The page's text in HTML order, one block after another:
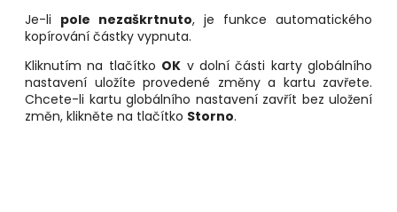
Je-li pole nezaškrtnuto, je funkce automatického
kopírování částky vypnuta.
Kliknutím na tlačítko OK v dolní části karty globálního
nastavení uložíte provedené změny a kartu zavřete.
Chcete-li kartu globálního nastavení zavřít bez uložení
změn, klikněte na tlačítko Storno.